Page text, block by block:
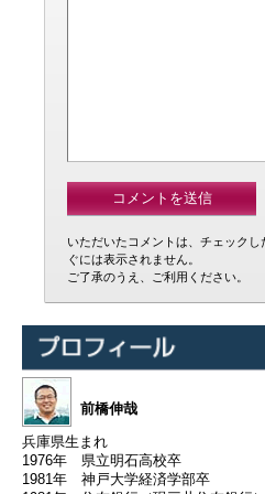
いただいたコメントは、チェック
ぐには表示されません。
ご了承のうえ、ご利用ください。
前橋伸哉
兵庫県生まれ
1976年 県立明石高校卒
1981年 神戸大学経済学部卒